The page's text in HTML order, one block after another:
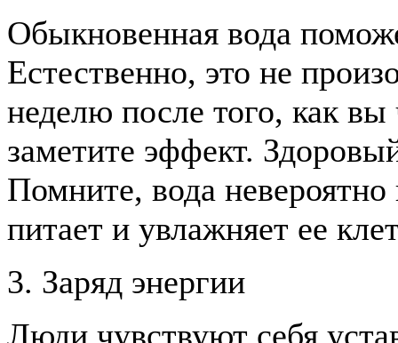
Обыкновенная вода
Естественно, это не
неделю после того, как
заметите эффект.
Помните, вода
питает и увлажняет ее
3. Заряд энергии
Люди чувствуют себя